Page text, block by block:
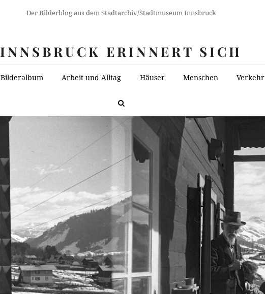
Der Bilderblog aus dem Stadtarchiv/Stadtmuseum Innsbruck
INNSBRUCK ERINNERT SICH
Bilderalbum Arbeit und Alltag Häuser Menschen Verkehr